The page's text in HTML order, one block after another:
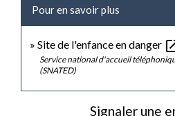
Pour en savoir plus
Site de l'enfance en danger
Service national d'accueil
(SNATED)
Signaler une